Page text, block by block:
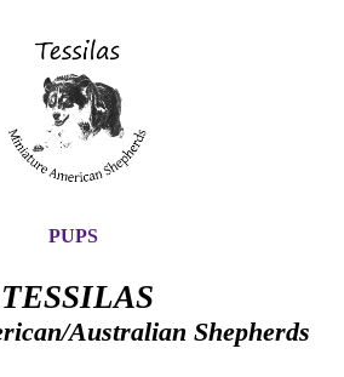
TESSILAS
Australian Shepherds
PUPS